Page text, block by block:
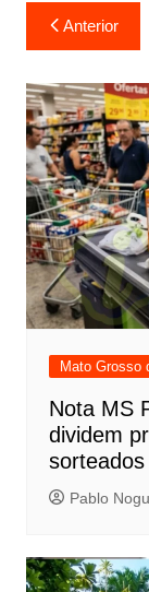
Navegação
de
Post
Anterior
Mato Grosso
Nota MS
dividem
Pablo